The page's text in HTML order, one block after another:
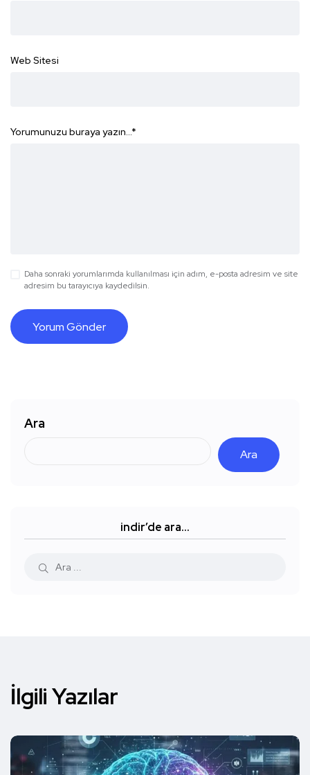
Web Sitesi
Yorumunuzu buraya yazın...*
Daha sonraki yorumlarımda kullanılması için adım, e-posta adresim ve site
adresim bu tarayıcıya kaydedilsin.
Ara
Ara
indir’de ara…
İlgili Yazılar